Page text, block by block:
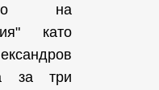
на
като
за три